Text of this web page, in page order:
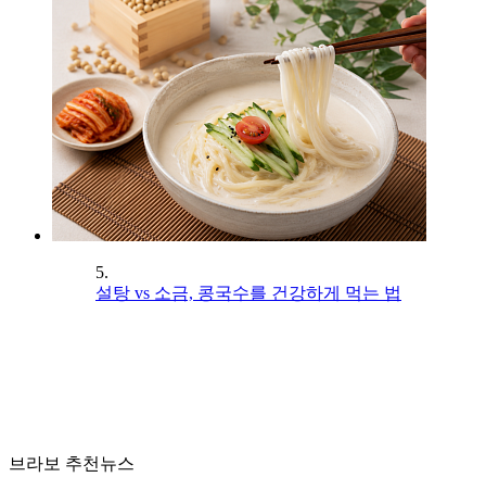
5.
설탕 vs 소금, 콩국수를 건강하게 먹는 법
브라보 추천뉴스